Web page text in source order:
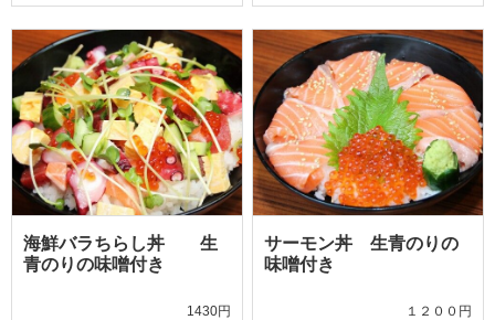
海鮮バラちらし丼 生
青のりの味噌付き
1430円
サーモン丼 生青のりの
味噌付き
１２００円